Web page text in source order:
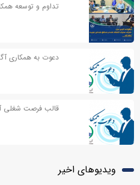
تداوم و توسعه
دعوت به همکاری
قالب فرصت شغلی
ویدیوهای اخیر